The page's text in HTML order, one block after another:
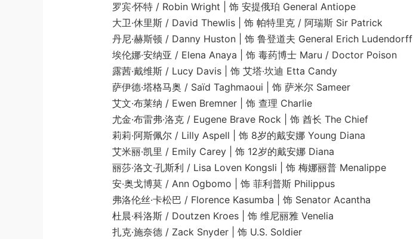
罗宾·怀特 / Robin Wright | 饰 安提俄珀 General Antiope
大卫·休里斯 / David Thewlis | 饰 帕特里克 / 阿瑞斯 Sir Patrick
丹尼·赫斯顿 / Danny Huston | 饰 鲁登道夫 General Erich Ludendorff
埃伦娜·安纳亚 / Elena Anaya | 饰 毒药博士 Maru / Doctor Poison
露茜·戴维斯 / Lucy Davis | 饰 艾塔·坎迪 Etta Candy
萨伊德·塔格马奥 / Saïd Taghmaoui | 饰 萨米尔 Sameer
艾文·布莱纳 / Ewen Bremner | 饰 查理 Charlie
尤金·布雷弗·洛克 / Eugene Brave Rock | 饰 酋长 The Chief
莉莉·阿斯佩尔 / Lilly Aspell | 饰 8岁的戴安娜 Young Diana
艾米丽·凯里 / Emily Carey | 饰 12岁的戴安娜 Diana
丽莎·洛文·孔斯利 / Lisa Loven Kongsli | 饰 梅娜丽普 Menalippe
安·奥戈博莫 / Ann Ogbomo | 饰 菲利普斯 Philippus
弗洛伦丝·卡松巴 / Florence Kasumba | 饰 Senator Acantha
杜晨·科洛斯 / Doutzen Kroes | 饰 维尼丽雅 Venelia
扎克·施奈德 / Zack Snyder | 饰 U.S. Soldier